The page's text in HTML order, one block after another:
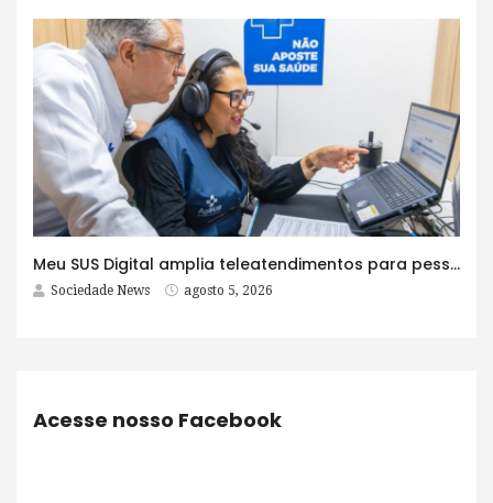
Meu SUS Digital amplia teleatendimentos para pessoas com problemas com jogos e apostas
Sociedade News agosto 5, 2026
Acesse nosso Facebook